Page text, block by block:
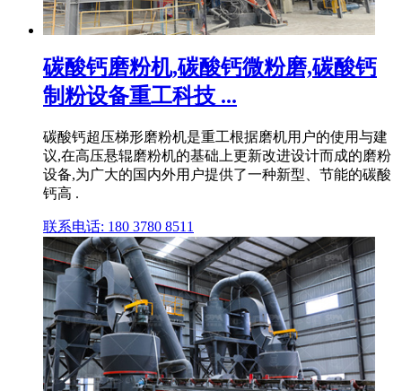
碳酸钙磨粉机,碳酸钙微粉磨,碳酸钙
制粉设备重工科技 ...
碳酸钙超压梯形磨粉机是重工根据磨机用户的使用与建
议,在高压悬辊磨粉机的基础上更新改进设计而成的磨粉
设备,为广大的国内外用户提供了一种新型、节能的碳酸
钙高 .
联系电话: 180 3780 8511